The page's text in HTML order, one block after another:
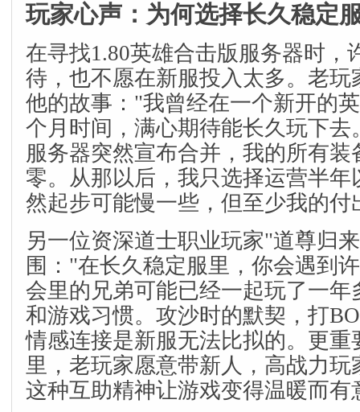
玩家心声：为何选择长久稳定
在寻找1.80英雄合击版服务器时，
待，也不愿在新服投入太多。老
他的故事："我曾经在一个新开的
个月时间，满心期待能长久玩下去
服务器突然宣布合并，我的所有装
零。从那以后，我只选择运营半年
然起步可能慢一些，但至少我的付
另一位资深道士职业玩家"道尊归
围："在长久稳定服里，你会遇到
会里的兄弟可能已经一起玩了一年
和游戏习惯。攻沙时的默契，打
情感连接是新服无法比拟的。更重
里，老玩家愿意带新人，高战力
这种互助精神让游戏变得温暖而有